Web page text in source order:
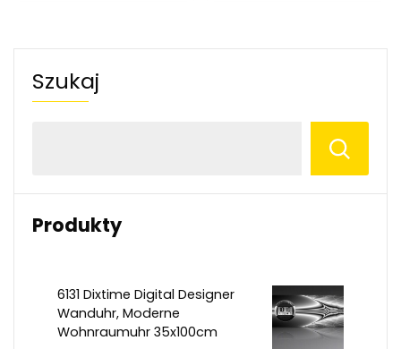
Szukaj
Produkty
6131 Dixtime Digital Designer
Wanduhr, Moderne
Wohnraumuhr 35x100cm